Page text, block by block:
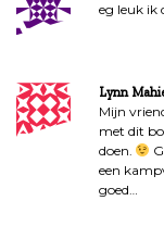
eg leuk ik
Lynn
Mijn
met dit
doen.
een
goed…